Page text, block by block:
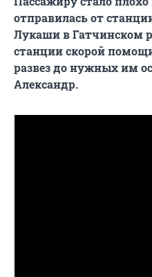
отправилась от
Лукаши в Гатчинском
станции скорой
развез до нужных им
Александр.